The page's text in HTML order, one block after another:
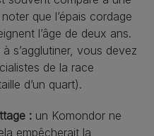
que l’épais cordage
l’âge de deux ans.
s’agglutiner, vous devez
de la race
d’un quart).
: un Komondor ne
empêcherait la